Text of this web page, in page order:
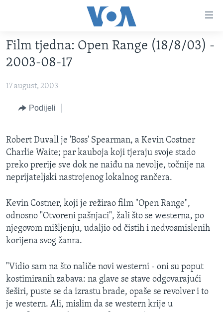
glavni
sadržaj
na
navigaciju
na
pretragu
TV PROGRAM
FOTOGRAFIJE DANA
VIJESTI
BOSNA I HERCEGOVINA
SVIJET
SPECIJALNI PROJEKTI
KORUPCIJA
SLOBODA MEDIJA
ŽENSKA STRANA
IZBJEGLIČKA STRANA
MAGAZIN
Learning English
PRATITE NAS
Film tjedna: Open Range (18/8/03) -
2003-08-17
17 august, 2003
Podijeli
Robert Duvall je 'Boss' Spearman, a Kevin Costner
Charlie Waite; par kauboja koji tjeraju svoje stado
preko prerije sve dok ne naiđu na nevolje, točnije na
neprijateljski nastrojenog lokalnog rančera.
Kevin Costner, koji je režirao film "Open Range",
odnosno "Otvoreni pašnjaci", žali što se westerna, po
njegovom mišljenju, udaljio od čistih i nedvosmislenih
korijena svog žanra.
"Vidio sam na što naliče novi westerni - oni su poput
kostimiranih zabava: na glave se stave odgovarajući
šeširi, puste se da izrastu brade, opaše se revolver i to
je western. Ali, mislim da se western krije u